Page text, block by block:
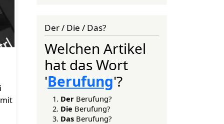
Der / Die / Das?
Welchen Artikel
hat das Wort
'Berufung'?
Der Berufung?
Die Berufung?
Das Berufung?